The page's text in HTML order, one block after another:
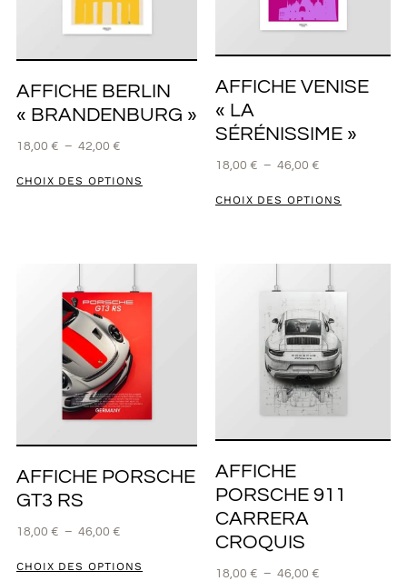
AFFICHE BERLIN
« BRANDENBURG »
18,00 € – 42,00 €
CHOIX DES OPTIONS
AFFICHE VENISE
« LA
SÉRÉNISSIME »
18,00 € – 46,00 €
CHOIX DES OPTIONS
AFFICHE PORSCHE
GT3 RS
18,00 € – 46,00 €
CHOIX DES OPTIONS
AFFICHE
PORSCHE 911
CARRERA
CROQUIS
18,00 € – 46,00 €